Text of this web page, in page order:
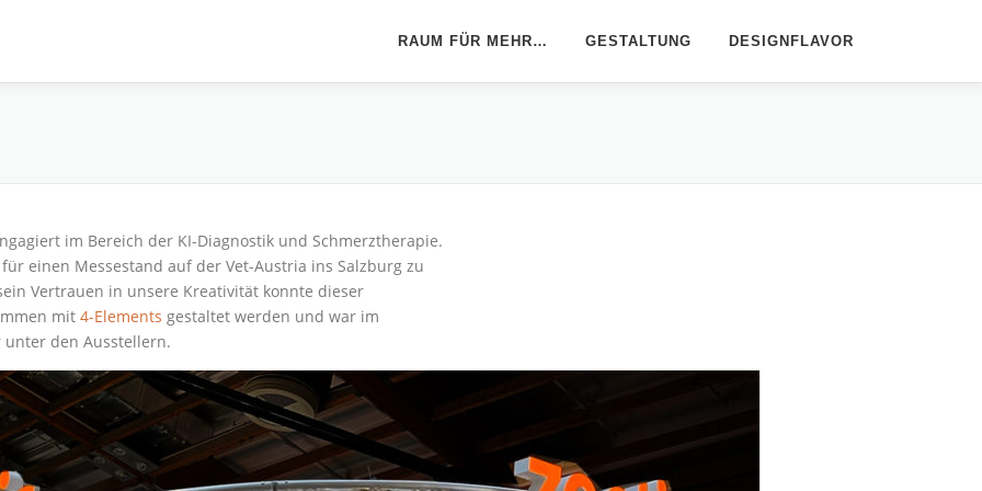
RAUM FÜR MEHR… GESTALTUNG DESIGNFLAVOR
im Bereich der KI-Diagnostik und Schmerztherapie.
einen Messestand auf der Vet-Austria ins Salzburg zu
Vertrauen in unsere Kreativität konnte dieser
mit 4-Elements gestaltet werden und war im
unter den Ausstellern.